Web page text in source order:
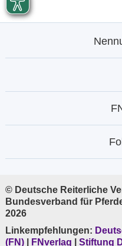
© Deutsche Reiterliche
Bundesverband für
2026
Linkempfehlungen:
(FN)
FNverlag Stiftung